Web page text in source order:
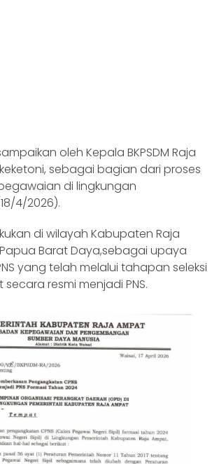
oleh Kepala BKPSDM Raja
sebagai bagian dari proses
di lingkungan
4/2026).
di wilayah Kabupaten Raja
Barat Daya,sebagai upaya
yang telah melalui tahapan seleksi
resmi menjadi PNS.